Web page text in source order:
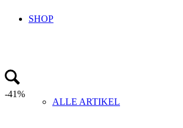
SHOP
ALLE ARTIKEL
-41%